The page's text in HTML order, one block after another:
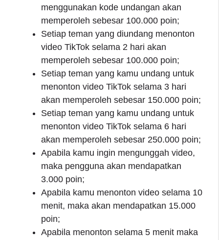
menggunakan kode undangan akan
memperoleh sebesar 100.000 poin;
Setiap teman yang diundang menonton
video TikTok selama 2 hari akan
memperoleh sebesar 100.000 poin;
Setiap teman yang kamu undang untuk
menonton video TikTok selama 3 hari
akan memperoleh sebesar 150.000 poin;
Setiap teman yang kamu undang untuk
menonton video TikTok selama 6 hari
akan memperoleh sebesar 250.000 poin;
Apabila kamu ingin mengunggah video,
maka pengguna akan mendapatkan
3.000 poin;
Apabila kamu menonton video selama 10
menit, maka akan mendapatkan 15.000
poin;
Apabila menonton selama 5 menit maka